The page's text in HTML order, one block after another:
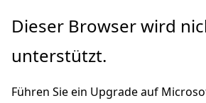
Zu
wechseln
Zur
springen
Dieser Browser wird
unterstützt.
Führen Sie ein Upgrade auf